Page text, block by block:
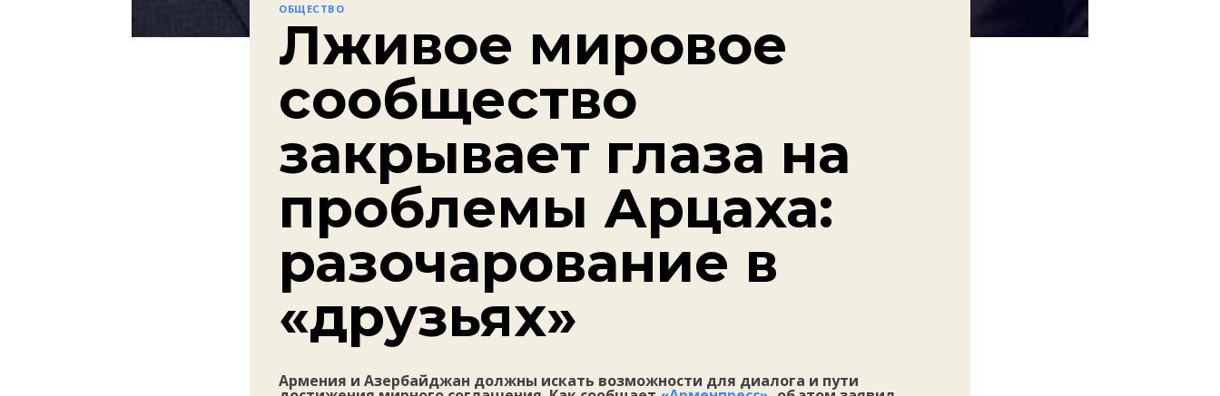
ОБЩЕСТВО
Лживое мировое
сообщество
закрывает глаза на
проблемы Арцаха:
разочарование в
«друзьях»
Армения и Азербайджан должны искать возможности для диалога и пути